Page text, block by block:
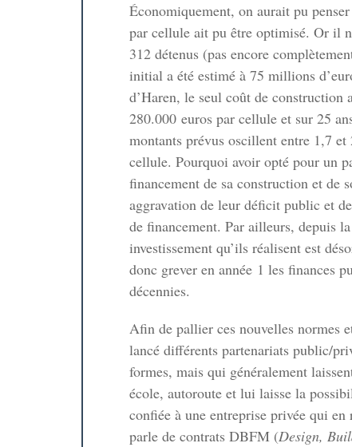
Économiquement, on aurait pu
par cellule ait pu être optimisé. Or il
312 détenus (pas encore
initial a été estimé à 75 millions
d’Haren, le seul coût de construction
280.000 euros par cellule et sur 25
montants prévus oscillent entre 1,7
cellule. Pourquoi avoir opté pour un
financement de sa construction et de
aggravation de leur déficit public et
de financement. Par ailleurs, depuis
investissement qu’ils réalisent est
donc grever en année 1 les finances
décennies.
Afin de pallier ces nouvelles normes
lancé différents partenariats public/
formes, mais qui généralement
école, autoroute et lui laisse la
confiée à une entreprise privée qui
parle de contrats DBFM (Design,